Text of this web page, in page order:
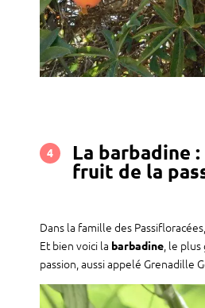
4 La barbadine
fruit de la
Dans la famille des
Et bien voici la barbadine, le plus
passion, aussi appelé Grenadille